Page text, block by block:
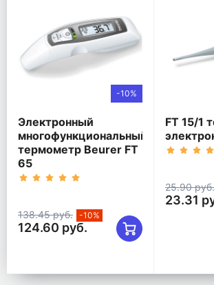
-10%
Электронный
многофункциональный
термометр Beurer FT
65
138.45 руб. -10%
124.60 руб.
FT 15/1
25.90 руб.
23.31